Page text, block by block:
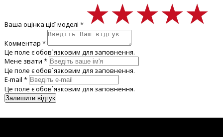
Ваша оцінка цієї моделі * ★★★★★
★★★★★
★★★★★
Комментар *
Це поле є обов`язковим для заповнення.
Мене звати *
Це поле є обов`язковим для заповнення.
E-mail *
Це поле є обов`язковим для заповнення.